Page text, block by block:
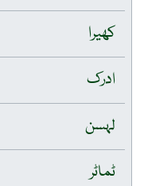
کھیرا
ادرک
لہسن
ٹماٹر